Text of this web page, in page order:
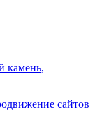
камень,
сайтов